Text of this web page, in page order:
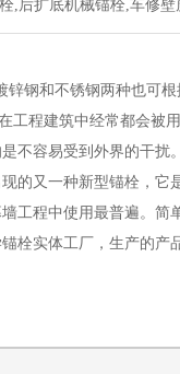
,后扩底机械锚栓,车修
钢和不锈钢两种也可
工程建筑中经常都会被
不容易受到外界的干扰
的又一种新型锚栓，它
工程中使用最普遍。简
栓实体工厂，生产的产